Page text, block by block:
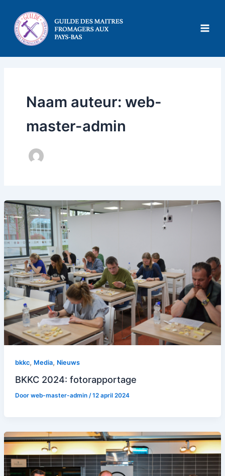
inhoud
Naam auteur: web-
master-admin
bkkc, Media, Nieuws
BKKC 2024: fotorapportage
Door web-master-admin /12 april 2024